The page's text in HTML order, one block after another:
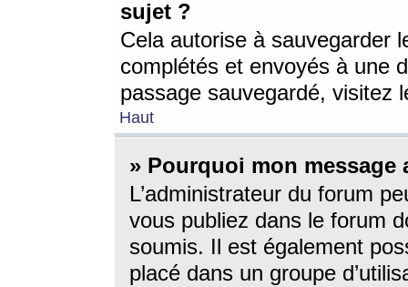
sujet ?
Cela autorise à sauvegarder
complétés et envoyés à une
passage sauvegardé, visitez
Haut
» Pourquoi mon message
L’administrateur du forum
vous publiez dans le forum
soumis. Il est également
placé dans un groupe